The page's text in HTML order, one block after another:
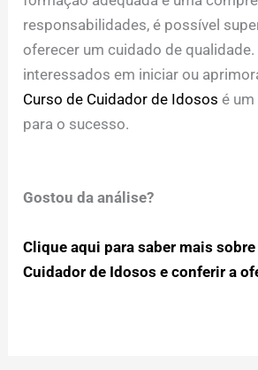
responsabilidades, é possível
oferecer um cuidado de qualidade.
interessados em iniciar ou
Curso de Cuidador de Idosos é um
para o sucesso.
Gostou da análise?
Clique aqui para saber mais
Cuidador de Idosos e conferir a